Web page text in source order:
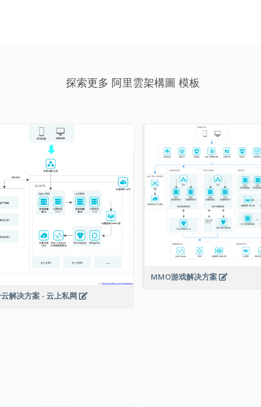
探索更多 阿里雲架構圖 模板
解决方案 - 云上私网
MMO游戏解决方案